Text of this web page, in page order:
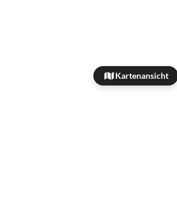
Kartenansicht